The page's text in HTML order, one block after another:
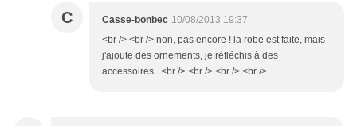
C Casse-bonbec 10/08/2013 19:37
<br /> <br /> non, pas encore ! la robe est faite, mais
j'ajoute des ornements, je réfléchis à des
accessoires...<br /> <br /> <br /> <br />